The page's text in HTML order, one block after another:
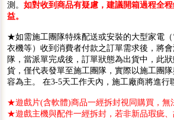
測。 如對收到商品有疑慮，建議開箱過程全
益。
★如需施工團隊特殊配送或安裝的大型家電
衣機等）收到消費者付款之訂單需求後，將
隊，當派單完成後，訂單狀態為出貨中，此
貨，僅代表發單至施工團隊，實際以施工團
容為主。 在3-5天工作天內，施工廠商將進行
★遊戲片(含軟體)商品一經拆封視同購買，無
★遊戲主機與配件一經拆封，若非新品瑕疵